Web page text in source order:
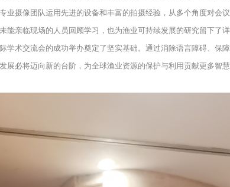
业摄像团队运用先进的设备和丰富的拍摄经验，从多个角度对会
亲临现场的人员回顾学习，也为渔业可持续发展的研究留下了详
学术交流会的成功举办奠定了坚实基础。通过消除语言障碍、
必将迈向新的台阶，为全球渔业资源的保护与利用贡献更多智慧